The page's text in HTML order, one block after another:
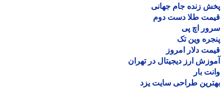
زنده جام جهانی
طلا دست دوم
اچ پی
وین تک
دلار امروز
ارز دیجیتال در تهران
بار
طراحی سایت یزد